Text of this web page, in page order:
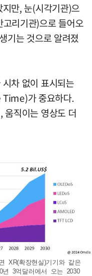
만, 눈(시각기관)으
리기관)으로 들어오
기는 것으로 알려졌
차 없이 표시되는
가 중요하다.
움직이는 영상도 더
XR(확장현실)기기와 같은
년 3억달러에서 오는 2030